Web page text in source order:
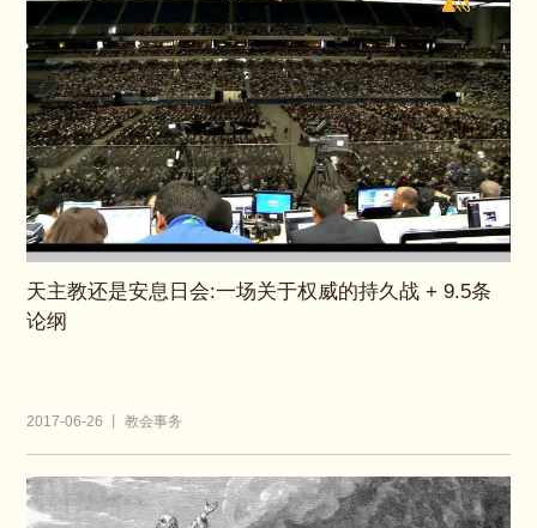
天主教还是安息日会:一场关于权威的持久战 + 9.5条
论纲
2017-06-26 丨 教会事务